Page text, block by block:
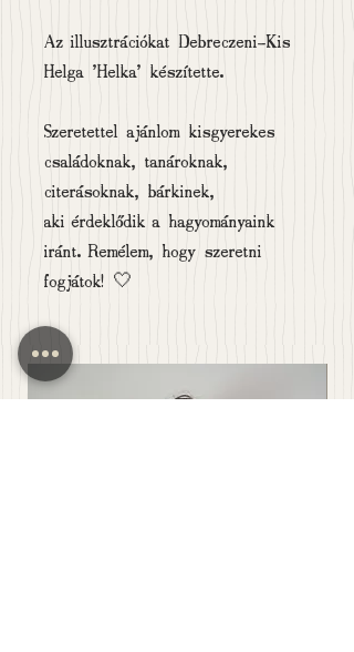
Az illusztrációkat Debreczeni-Kis
Helga 'Helka' készítette.
Szeretettel ajánlom kisgyerekes
családoknak, tanároknak,
citerásoknak, bárkinek,
aki érdeklődik a hagyományaink
iránt. Remélem, hogy szeretni
fogjátok! 🤍